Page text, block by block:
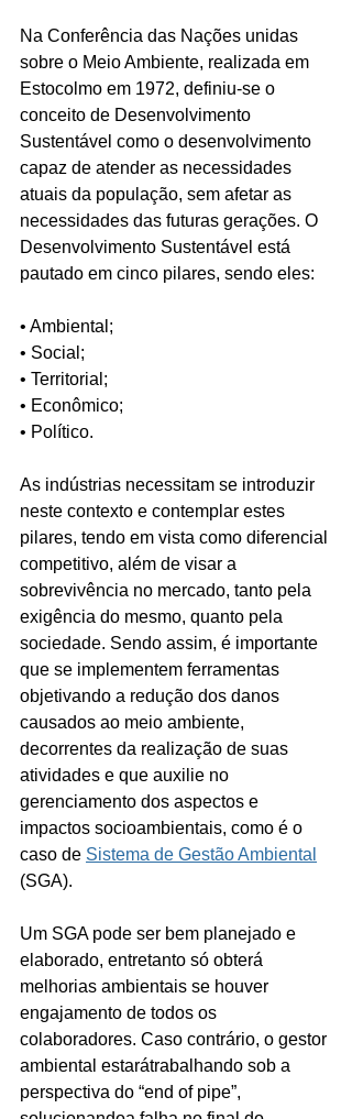
Na Conferência das Nações unidas
sobre o Meio Ambiente, realizada em
Estocolmo em 1972, definiu-se o
conceito de Desenvolvimento
Sustentável como o desenvolvimento
capaz de atender as necessidades
atuais da população, sem afetar as
necessidades das futuras gerações. O
Desenvolvimento Sustentável está
pautado em cinco pilares, sendo eles:
• Ambiental;
• Social;
• Territorial;
• Econômico;
• Político.
As indústrias necessitam se introduzir
neste contexto e contemplar estes
pilares, tendo em vista como diferencial
competitivo, além de visar a
sobrevivência no mercado, tanto pela
exigência do mesmo, quanto pela
sociedade. Sendo assim, é importante
que se implementem ferramentas
objetivando a redução dos danos
causados ao meio ambiente,
decorrentes da realização de suas
atividades e que auxilie no
gerenciamento dos aspectos e
impactos socioambientais, como é o
caso de Sistema de Gestão Ambiental
(SGA).
Um SGA pode ser bem planejado e
elaborado, entretanto só obterá
melhorias ambientais se houver
engajamento de todos os
colaboradores. Caso contrário, o gestor
ambiental estarátrabalhando sob a
perspectiva do “end of pipe”,